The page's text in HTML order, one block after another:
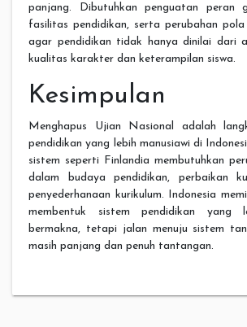
panjang. Dibutuhkan penguatan peran
fasilitas pendidikan, serta perubahan
agar pendidikan tidak hanya dinilai dari
kualitas karakter dan keterampilan siswa.
Kesimpulan
Menghapus Ujian Nasional adalah
pendidikan yang lebih manusiawi di
sistem seperti Finlandia membutuhkan
dalam budaya pendidikan, perbaikan
penyederhanaan kurikulum. Indonesia
membentuk sistem pendidikan yang
bermakna, tetapi jalan menuju sistem
masih panjang dan penuh tantangan.